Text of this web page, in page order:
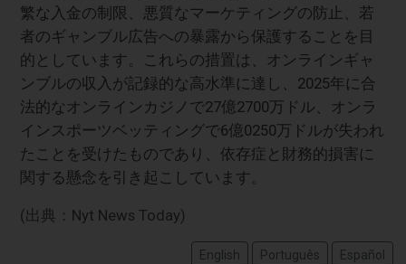
繁な入金の制限、悪質なマーケティングの防止、若
者のギャンブル広告への暴露から保護することを目
的としています。これらの措置は、オンラインギャ
ンブルの収入が記録的な高水準に達し、2025年に合
法的なオンラインカジノで27億2700万ドル、オンラ
インスポーツベッティングで6億0250万ドルが失われ
たことを受けたものであり、依存症と財務的損害に
関する懸念を引き起こしています。
(出典：Nyt News Today)
English Português Español